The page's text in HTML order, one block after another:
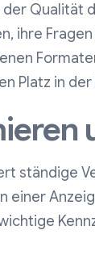
Qualität
ihre
Platz in
ständige
einer